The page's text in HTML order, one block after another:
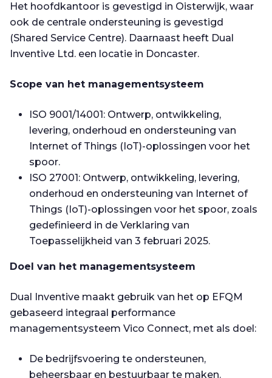
Het hoofdkantoor is gevestigd in Oisterwijk, waar
ook de centrale ondersteuning is gevestigd
(Shared Service Centre). Daarnaast heeft Dual
Inventive Ltd. een locatie in Doncaster.
Scope van het managementsysteem
ISO 9001/14001: Ontwerp, ontwikkeling,
levering, onderhoud en ondersteuning van
Internet of Things (IoT)-oplossingen voor het
spoor.
ISO 27001: Ontwerp, ontwikkeling, levering,
onderhoud en ondersteuning van Internet of
Things (IoT)-oplossingen voor het spoor, zoals
gedefinieerd in de Verklaring van
Toepasselijkheid van 3 februari 2025.
Doel van het managementsysteem
Dual Inventive maakt gebruik van het op EFQM
gebaseerd integraal performance
managementsysteem Vico Connect, met als doel:
De bedrijfsvoering te ondersteunen,
beheersbaar en bestuurbaar te maken.